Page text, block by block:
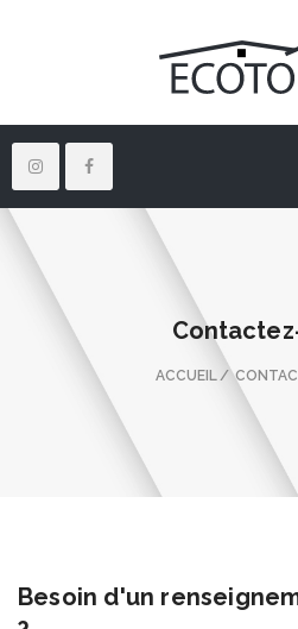
ACCUEIL
Besoin d'un